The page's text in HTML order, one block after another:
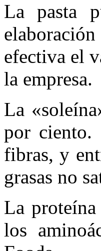
La pasta
efectiva el
la empresa.
La
por
fibras, y
grasas no
La
los